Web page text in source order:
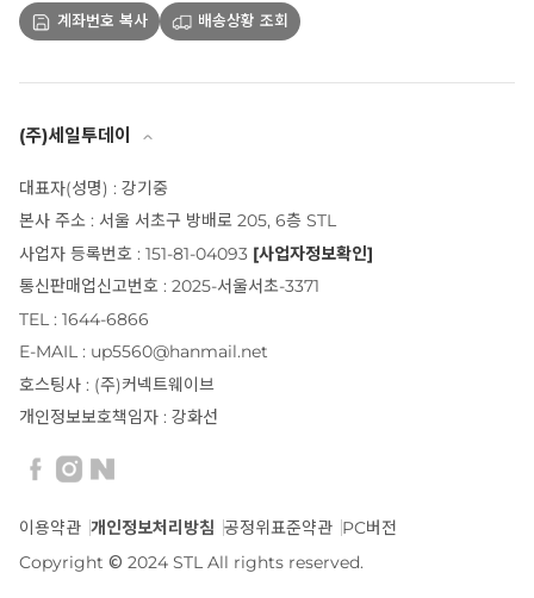
계좌번호 복사 배송상황 조회
(주)세일투데이
대표자(성명) : 강기중
본사 주소 : 서울 서초구 방배로 205, 6층 STL
사업자 등록번호 : 151-81-04093 [사업자정보확인]
통신판매업신고번호 : 2025-서울서초-3371
TEL : 1644-6866
E-MAIL : up5560@hanmail.net
호스팅사 : (주)커넥트웨이브
개인정보보호책임자 : 강화선
이용약관 개인정보처리방침 공정위표준약관 PC버전
Copyright © 2024 STL All rights reserved.